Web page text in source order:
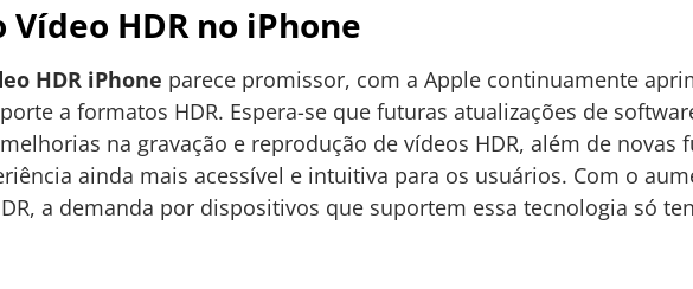
HDR no iPhone
HDR iPhone parece promissor, com a Apple continuamente
a formatos HDR. Espera-se que futuras atualizações de
na gravação e reprodução de vídeos HDR, além de novas
ainda mais acessível e intuitiva para os usuários. Com o
a demanda por dispositivos que suportem essa tecnologia só